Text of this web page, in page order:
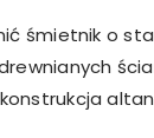
śmietnik o